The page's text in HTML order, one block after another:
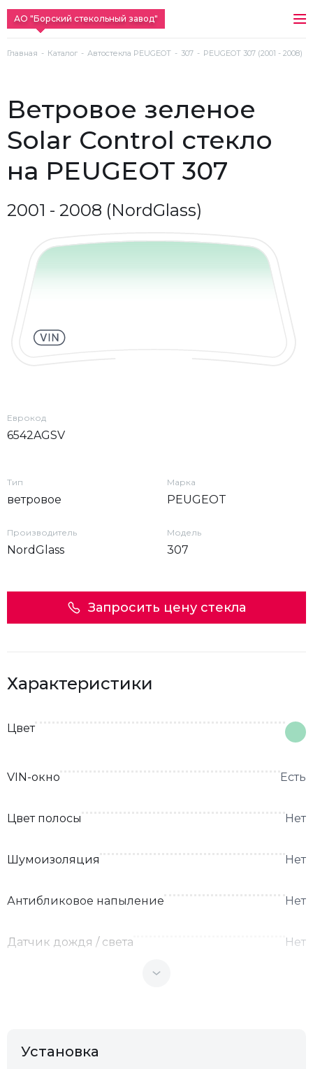
АО "Борский стекольный завод"
Главная Каталог Автостекла PEUGEOT 307 PEUGEOT 307 (2001 - 2008)
ветровое зеленое
Solar Control стекло
на PEUGEOT 307
2001 - 2008 (NordGlass)
Еврокод
6542AGSV
Тип
ветровое
Марка
PEUGEOT
Производитель
NordGlass
Модель
307
Запросить цену стекла
Характеристики
Цвет
VIN-окно Есть
Цвет полосы Нет
Шумоизоляция Нет
Антибликовое напыление Нет
Датчик дождя / света Нет
Установка